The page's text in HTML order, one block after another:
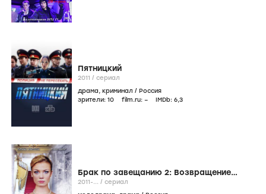
Пятницкий
2011 / сериал
драма, криминал / Россия
зрители: 10 film.ru: – IMDb: 6,3
Брак по завещанию 2: Возвращение
Сандры
2011-... / сериал